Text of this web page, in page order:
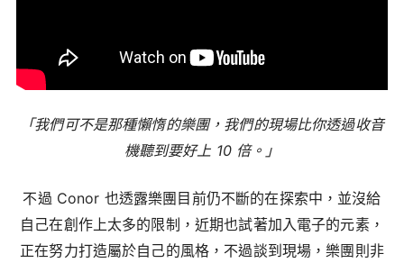
「我們可不是那種懶惰的樂團，我們的現場比你透過收音
機聽到要好上 10 倍。」
不過 Conor 也透露樂團目前仍不斷的在探索中，並沒給
自己在創作上太多的限制，近期也試著加入電子的元素，
正在努力打造屬於自己的風格，不過談到現場，樂團則非